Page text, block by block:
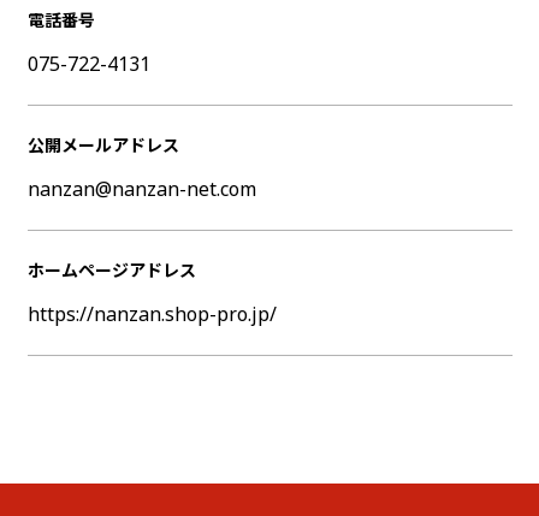
電話番号
075-722-4131
公開メールアドレス
nanzan@nanzan-net.com
ホームページアドレス
https://nanzan.shop-pro.jp/